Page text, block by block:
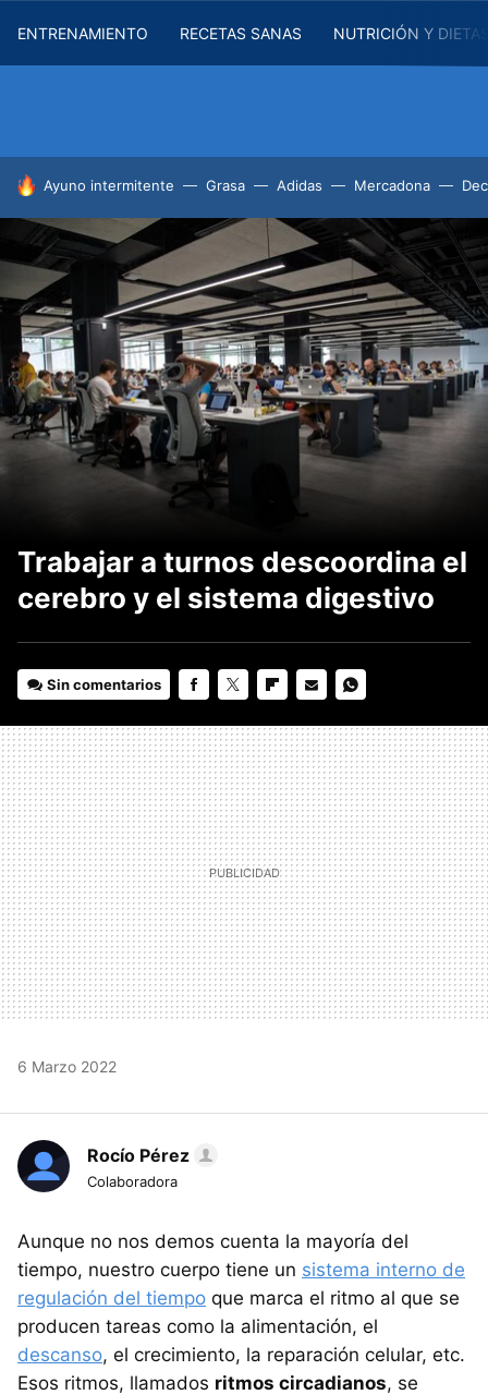
ENTRENAMIENTO RECETAS SANAS NUTRICIÓN Y
HOY SE HABLA DE
Ayuno intermitente Grasa Adidas Mercadona
Trabajar a turnos descoordina el
cerebro y el sistema digestivo
Sin comentarios
MAIL
6 Marzo 2022
Rocío Pérez
Colaboradora
Aunque no nos demos cuenta la mayoría del
tiempo, nuestro cuerpo tiene un sistema interno de
regulación del tiempo que marca el ritmo al que se
producen tareas como la alimentación, el
descanso, el crecimiento, la reparación celular, etc.
Esos ritmos, llamados ritmos circadianos, se